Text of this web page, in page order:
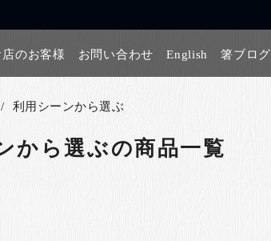
のお客様 お問い合わせ English 箸ブログ
利用シーンから選ぶ
から選ぶの商品一覧